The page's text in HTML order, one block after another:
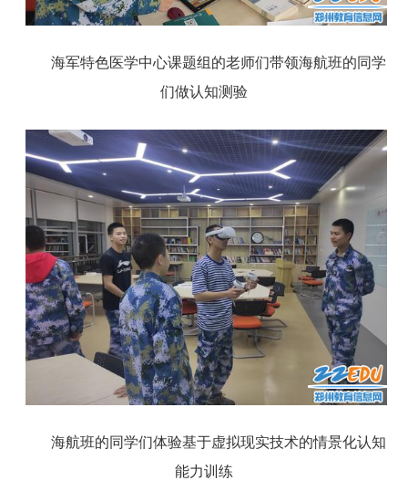
海军特色医学中心课题组的老师们带领海航班的同学
们做认知测验
海航班的同学们体验基于虚拟现实技术的情景化认知
能力训练